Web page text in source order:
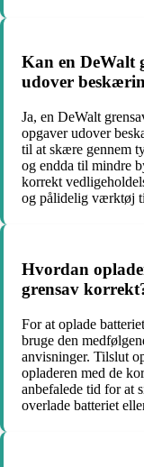
Kan en DeWalt
udover
Ja, en DeWalt
opgaver udover
til at skære gennem
og endda til mindre
korrekt
og pålidelig værktøj
Hvordan
grensav
For at oplade
bruge den
anvisninger. Tilslut
opladeren med de
anbefalede tid for at
overlade batteriet